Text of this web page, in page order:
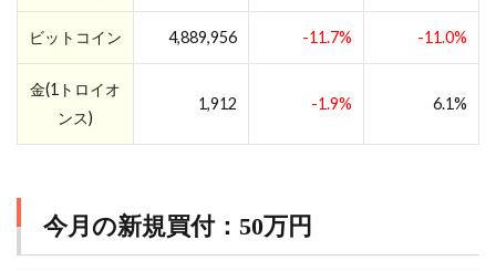
ビットコイン 4,889,956 -11.7% -11.0%
金(1トロイオ
ンス)
1,912 -1.9% 6.1%
今月の新規買付：50万円